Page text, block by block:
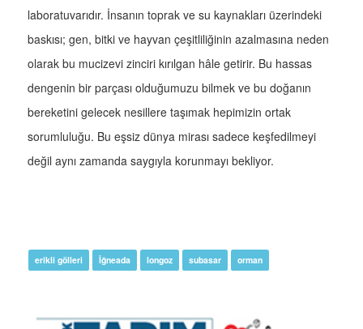
laboratuvarıdır. İnsanın toprak ve su kaynakları üzerindeki
baskısı; gen, bitki ve hayvan çeşitliliğinin azalmasına neden
olarak bu mucizevi zinciri kırılgan hâle getirir. Bu hassas
dengenin bir parçası olduğumuzu bilmek ve bu doğanın
bereketini gelecek nesillere taşımak hepimizin ortak
sorumluluğu. Bu eşsiz dünya mirası sadece keşfedilmeyi
değil aynı zamanda saygıyla korunmayı bekliyor.
erikli gölleri İğneada longoz subasar orman